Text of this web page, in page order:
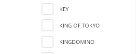
KEY
KING OF TOKYO
KINGDOMINO